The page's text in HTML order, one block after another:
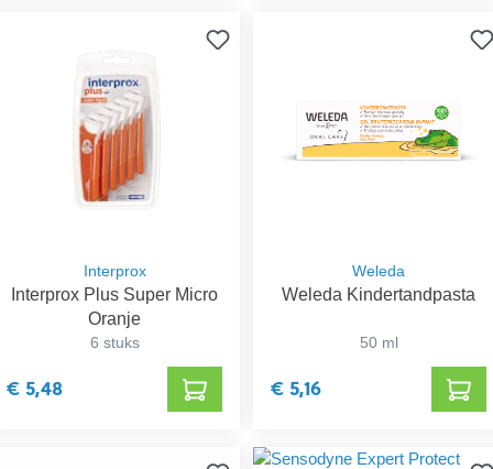
Interprox
Interprox Plus Super Micro
Oranje
6 stuks
€ 5,48
Weleda
Weleda Kindertandpasta
50 ml
€ 5,16